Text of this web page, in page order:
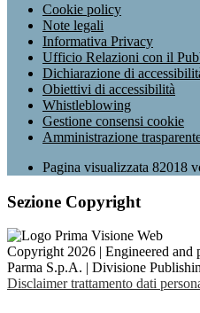
Cookie policy
Note legali
Informativa Privacy
Ufficio Relazioni con il
Dichiarazione di
Obiettivi di accessibilità
Whistleblowing
Gestione consensi cookie
Amministrazione
Pagina visualizzata 82018
Sezione Copyright
Copyright 2026 | Engineered and
Parma S.p.A. | Divisione
Disclaimer trattamento dati